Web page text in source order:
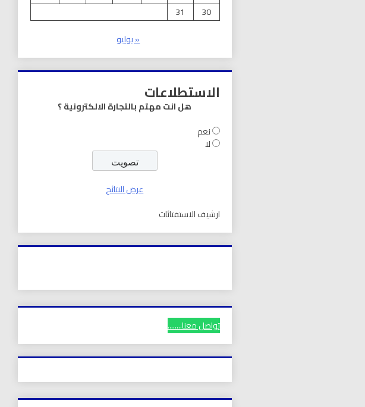
30
31
« يوليو
الاستطلاعات
هل انت مهتم بالتجارة الالكترونية ؟
نعم
لا
عرض النتائج
ارشيف الاستفتائات
تواصل معنا........